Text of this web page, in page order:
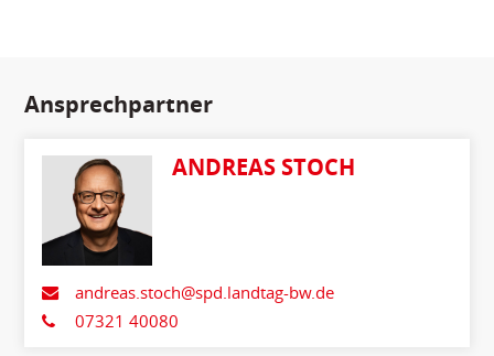
Ansprechpartner
ANDREAS STOCH
andreas.stoch@spd.landtag-bw.de
07321 40080